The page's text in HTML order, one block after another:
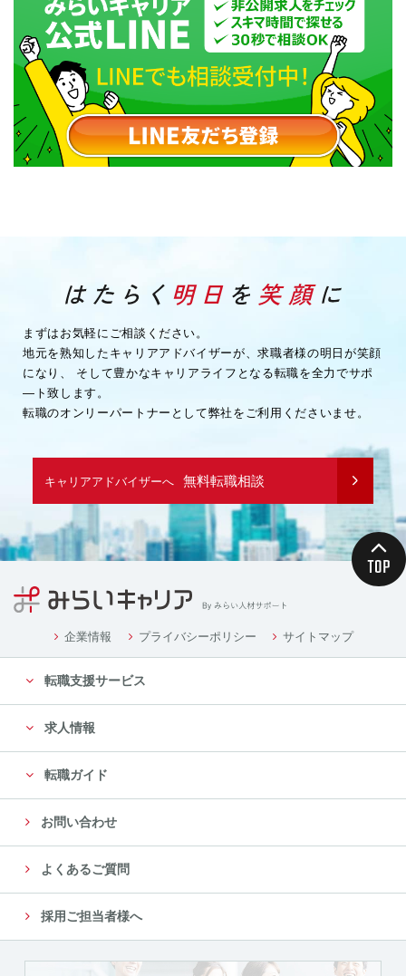
まずはお気軽にご相談ください。
地元を熟知したキャリアアドバイザーが、求職者様の明日が笑顔
になり、
そして豊かなキャリアライフとなる転職を全力でサポ
―ト致します。
転職のオンリーパートナーとして弊社をご利用くださいませ。
キャリアアドバイザーへ 無料転職相談
企業情報 プライバシーポリシー サイトマップ
転職支援サービス
求人情報
転職ガイド
お問い合わせ
よくあるご質問
採用ご担当者様へ